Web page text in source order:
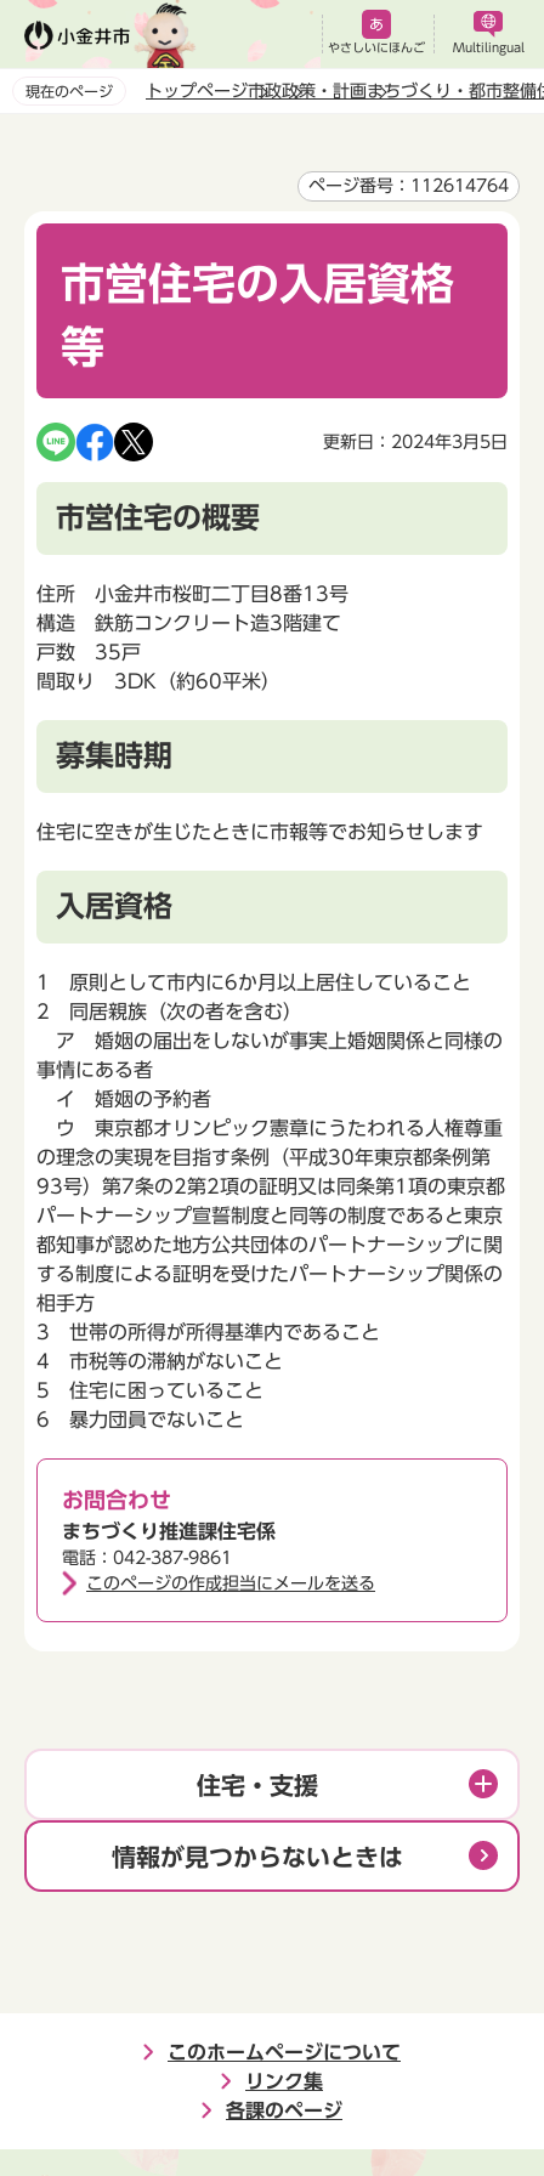
ペ
やさしいにほんご Multilingual
現在のページ トップページ市政政策・計画まちづくり・都市整備
ページ番号：112614764
市営住宅の入居資格
等
更新日：2024年3月5日
市営住宅の概要
住所 小金井市桜町二丁目8番13号
構造 鉄筋コンクリート造3階建て
戸数 35戸
間取り 3DK（約60平米）
募集時期
住宅に空きが生じたときに市報等でお知らせします
入居資格
1 原則として市内に6か月以上居住していること
2 同居親族（次の者を含む）
ア 婚姻の届出をしないが事実上婚姻関係と同様の
事情にある者
イ 婚姻の予約者
ウ 東京都オリンピック憲章にうたわれる人権尊重
の理念の実現を目指す条例（平成30年東京都条例第
93号）第7条の2第2項の証明又は同条第1項の東京都
パートナーシップ宣誓制度と同等の制度であると東京
都知事が認めた地方公共団体のパートナーシップに関
する制度による証明を受けたパートナーシップ関係の
相手方
3 世帯の所得が所得基準内であること
4 市税等の滞納がないこと
5 住宅に困っていること
6 暴力団員でないこと
お問合わせ
まちづくり推進課住宅係
電話：042-387-9861
このページの作成担当にメールを送る
住宅・支援
情報が見つからないときは
このホームページについて
リンク集
各課のページ